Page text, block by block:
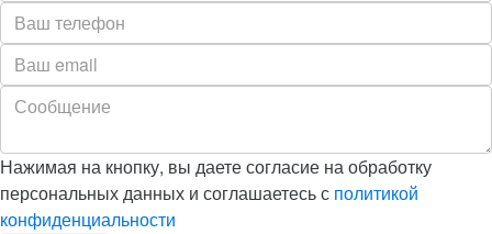
Нажимая на кнопку, вы даете согласие на обработку
персональных данных и соглашаетесь с политикой
конфиденциальности